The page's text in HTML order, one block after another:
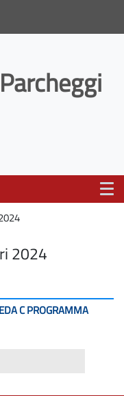
2024
C PROGRAMMA